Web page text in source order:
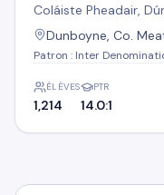
Coláiste Pheadair,
Dunboyne, Co.
Patron : Inter
ÉLÈVES
1,214
PTR
14.0:1